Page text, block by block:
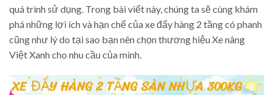
quá trình sử dụng. Trong bài viết này, chúng ta sẽ cùng khám
phá những lợi ích và hạn chế của xe đẩy hàng 2 tầng có phanh
cũng như lý do tại sao bạn nên chọn thương hiệu Xe nâng
Việt Xanh cho nhu cầu của mình.